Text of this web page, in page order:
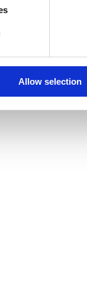
Allow selection